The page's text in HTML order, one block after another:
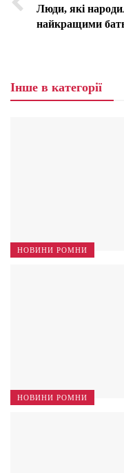
Люди, які
найкращими
Інше в категорії
НОВИНИ РОМНИ
НОВИНИ РОМНИ